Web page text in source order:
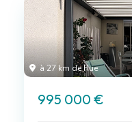
à 27 km de Rue
995 000 €